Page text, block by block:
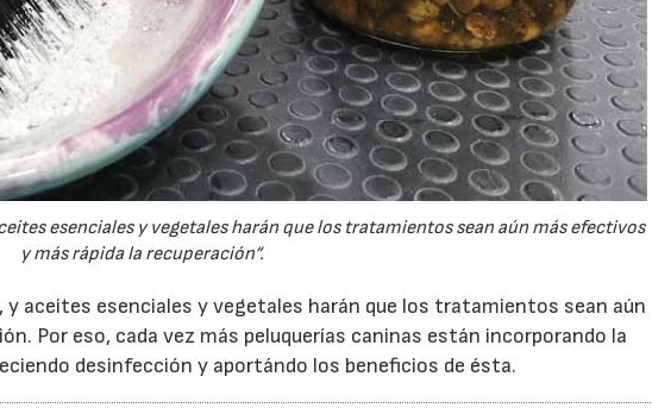
esenciales y vegetales harán que los tratamientos sean aún más efectivos
y más rápida la recuperación”.
y aceites esenciales y vegetales harán que los tratamientos sean aún
Por eso, cada vez más peluquerías caninas están incorporando la
desinfección y aportándo los beneficios de ésta.